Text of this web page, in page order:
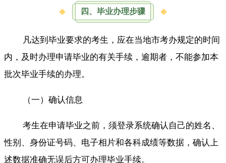
四、毕业办理步骤
凡达到毕业要求的考生，应在当地市考办规定的时间
内，及时办理申请毕业的有关手续，逾期者，不能参加本
批次毕业手续的办理。
（一）确认信息
考生在申请毕业之前，须登录系统确认自己的姓名、
性别、身份证号码、电子相片和各科成绩等数据，确认上
述数据准确无误后方可办理毕业手续。